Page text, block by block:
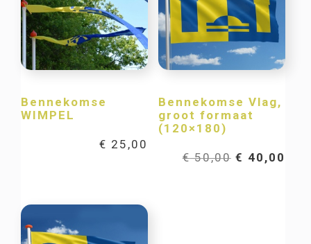
Bennekomse
WIMPEL
€ 25,00
Bennekomse Vlag,
groot formaat
(120×180)
€50,00 € 40,00